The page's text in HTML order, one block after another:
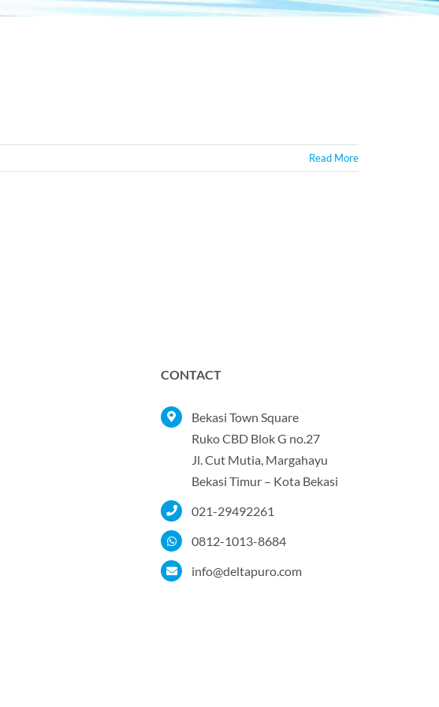
Read More
CONTACT
Bekasi Town Square
Ruko CBD Blok G no.27
Jl. Cut Mutia, Margahayu
Bekasi Timur – Kota Bekasi
021-29492261
0812-1013-8684
info@deltapuro.com